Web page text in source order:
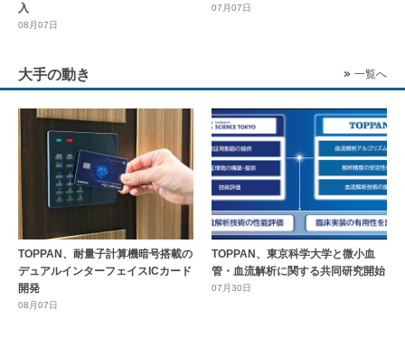
入
08月07日
07月07日
大手の動き 一覧へ
TOPPAN、耐量子計算機暗号搭載の
デュアルインターフェイスICカード
開発
08月07日
TOPPAN、東京科学大学と微小血
管・血流解析に関する共同研究開始
07月30日